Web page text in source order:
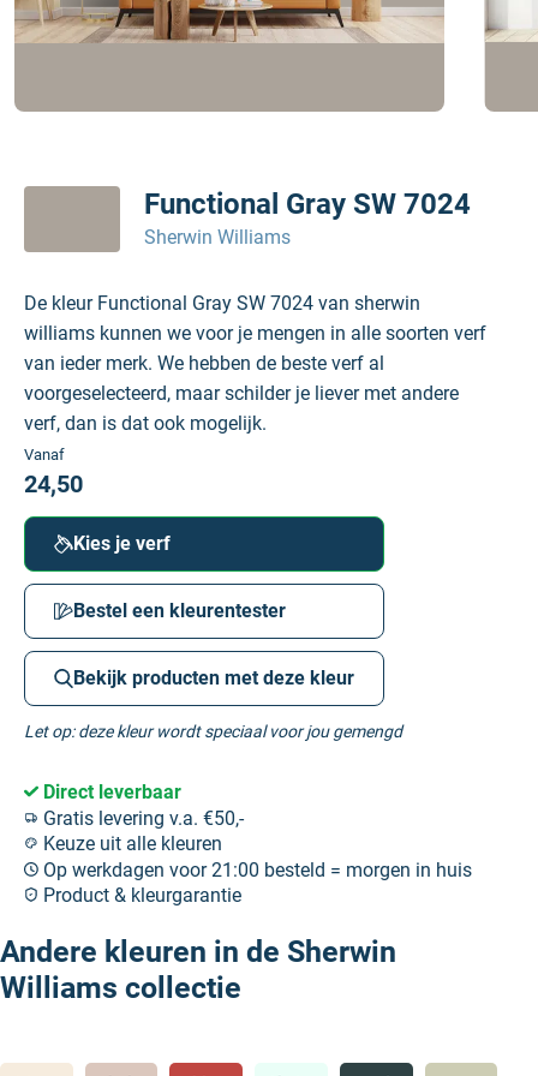
Functional Gray SW 7024
Sherwin Williams
De kleur Functional Gray SW 7024 van sherwin
williams kunnen we voor je mengen in alle soorten verf
van ieder merk. We hebben de beste verf al
voorgeselecteerd, maar schilder je liever met andere
verf, dan is dat ook mogelijk.
Vanaf
24,50
Kies je verf
Bestel een kleurentester
Bekijk producten met deze kleur
Let op: deze kleur wordt speciaal voor jou gemengd
Direct leverbaar
Gratis levering v.a. €50,-
Keuze uit alle kleuren
Op werkdagen voor 21:00 besteld = morgen in huis
Product & kleurgarantie
Andere kleuren in de Sherwin
Williams collectie